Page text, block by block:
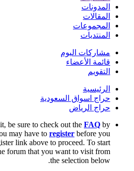
المدونات
المقالات
المجموعات
المنتديات
مشاركات اليوم
قائمة الأعضاء
التقويم
الرئيسية
حراج اسواق السعودية
حراج الرياض
be sure to check out the FAQ by
may have to register before you
link above to proceed. To start
forum that you want to visit from
the selection below.